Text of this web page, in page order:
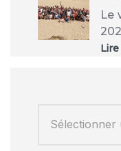
Le